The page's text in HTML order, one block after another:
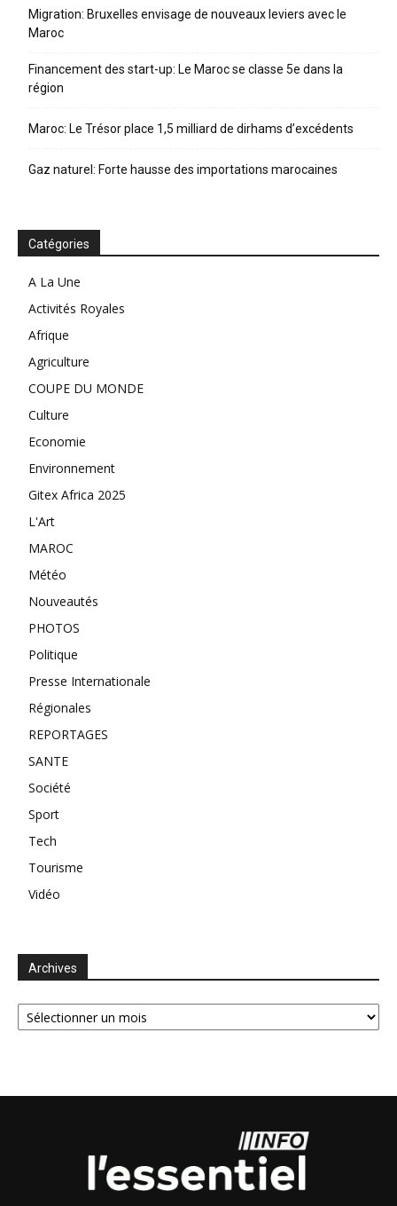
Migration: Bruxelles envisage de nouveaux leviers avec le
Maroc
Financement des start-up: Le Maroc se classe 5e dans la
région
Maroc: Le Trésor place 1,5 milliard de dirhams d’excédents
Gaz naturel: Forte hausse des importations marocaines
Catégories
A La Une
Activités Royales
Afrique
Agriculture
COUPE DU MONDE
Culture
Economie
Environnement
Gitex Africa 2025
L'Art
MAROC
Météo
Nouveautés
PHOTOS
Politique
Presse Internationale
Régionales
REPORTAGES
SANTE
Société
Sport
Tech
Tourisme
Vidéo
Archives
Archives